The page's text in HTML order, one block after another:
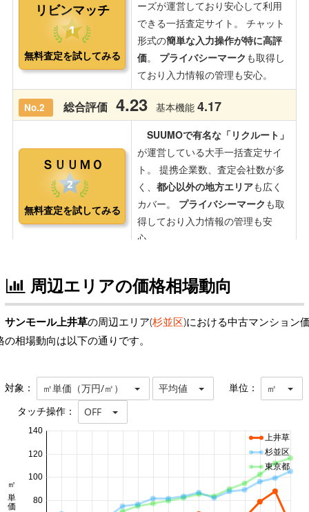
周辺エリアの価格相場動向
サンモール上井草の周辺エリア(杉並区)における中古マンション
の相場動向は以下の通りです。
対象： ㎡単価（万円/㎡） 平均値 単位： ㎡
タッチ操作： OFF
80
100
120
140
上井草
杉並区
東京都